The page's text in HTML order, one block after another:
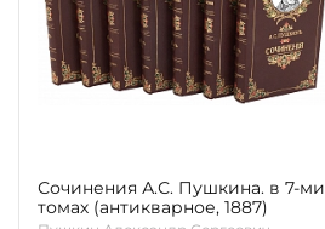
Сочинения А.С. Пушкина. в 7-ми
томах (антикварное, 1887)